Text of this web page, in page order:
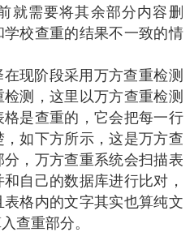
就需要将其余部分内容删
校查重的结果不一致的情
现阶段采用万方查重检测
测，这里以万方查重检测
是查重的，它会把每一行
如下方所示，这是万方查
，万方查重系统会扫描表
自己的数据库进行比对，
格内的文字其实也算纯文
查重部分。